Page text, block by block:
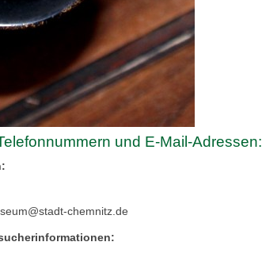
und E-Mail-Adressen:
chemnitz.de